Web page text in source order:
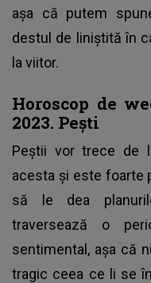
așa că putem
destul de liniștită în
la viitor.
Horoscop de
2023. Pești
Peștii vor trece de
acesta și este foarte
să le dea
traversează o
sentimental, așa că
tragic ceea ce li se